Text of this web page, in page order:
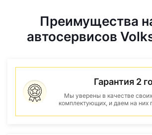
Преимущества
автосервисов
Гарантия 2
Мы уверены в качестве
комплектующих, и даем на них